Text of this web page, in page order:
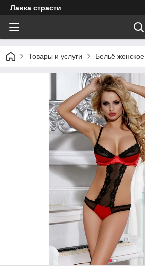
Лавка страсти
Товары и услуги Бельё женское